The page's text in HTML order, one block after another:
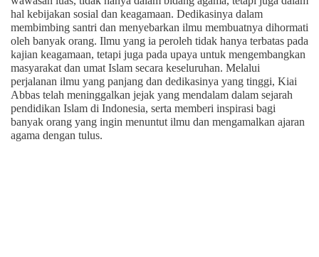
hal kebijakan sosial dan keagamaan. Dedikasinya dalam
membimbing santri dan menyebarkan ilmu membuatnya dihormati
oleh banyak orang. Ilmu yang ia peroleh tidak hanya terbatas pada
kajian keagamaan, tetapi juga pada upaya untuk mengembangkan
masyarakat dan umat Islam secara keseluruhan. Melalui
perjalanan ilmu yang panjang dan dedikasinya yang tinggi, Kiai
Abbas telah meninggalkan jejak yang mendalam dalam sejarah
pendidikan Islam di Indonesia, serta memberi inspirasi bagi
banyak orang yang ingin menuntut ilmu dan mengamalkan ajaran
agama dengan tulus.